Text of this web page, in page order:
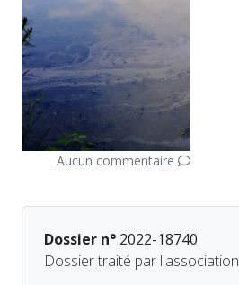
Aucun commentaire
Dossier n° 2022-18740
Dossier traité par l'association